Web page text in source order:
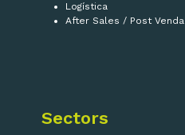
Logística
After Sales / Post Venda
Sectors